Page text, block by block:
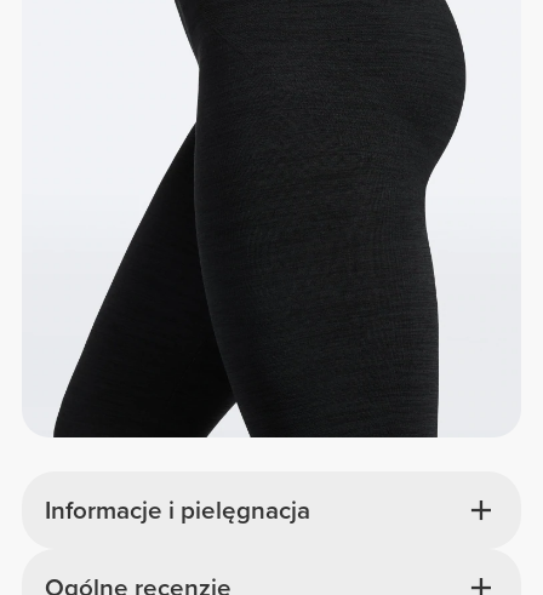
Informacje i pielęgnacja
Ogólne recenzje